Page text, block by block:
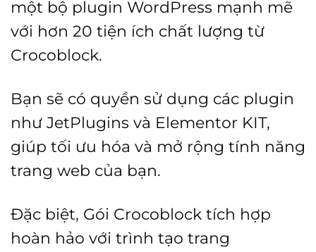
một bộ plugin WordPress mạnh mẽ
với hơn 20 tiện ích chất lượng từ
Crocoblock.
Bạn sẽ có quyền sử dụng các plugin
như JetPlugins và Elementor KIT,
giúp tối ưu hóa và mở rộng tính năng
trang web của bạn.
Đặc biệt, Gói Crocoblock tích hợp
hoàn hảo với trình tạo trang